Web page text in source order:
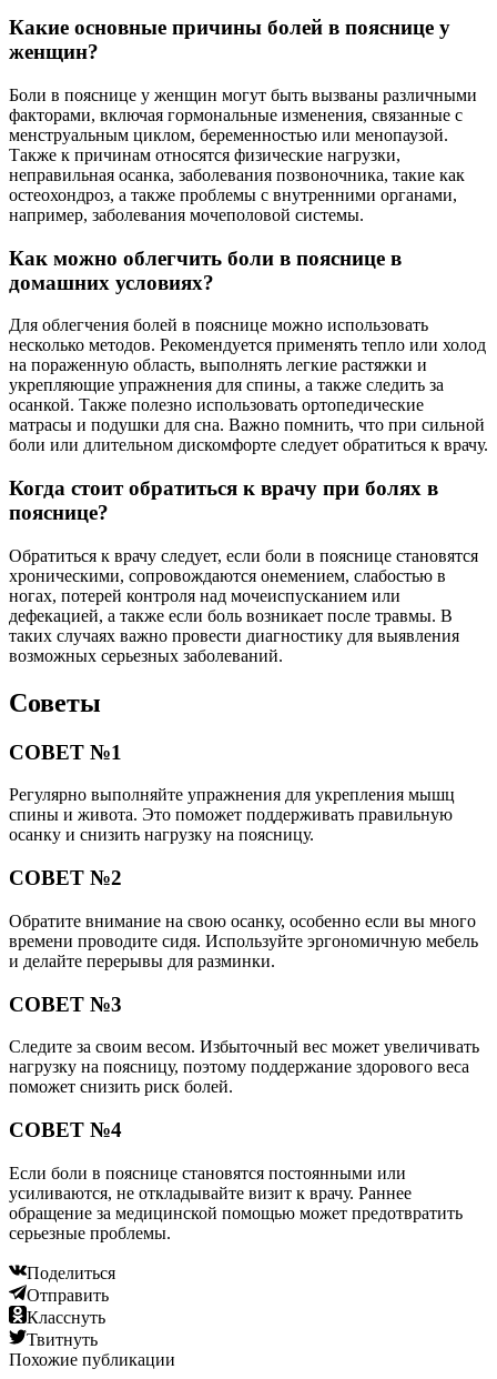
Какие основные причины болей в пояснице у
женщин?
Боли в пояснице у женщин могут быть вызваны различными
факторами, включая гормональные изменения, связанные с
менструальным циклом, беременностью или менопаузой.
Также к причинам относятся физические нагрузки,
неправильная осанка, заболевания позвоночника, такие как
остеохондроз, а также проблемы с внутренними органами,
например, заболевания мочеполовой системы.
Как можно облегчить боли в пояснице в
домашних условиях?
Для облегчения болей в пояснице можно использовать
несколько методов. Рекомендуется применять тепло или холод
на пораженную область, выполнять легкие растяжки и
укрепляющие упражнения для спины, а также следить за
осанкой. Также полезно использовать ортопедические
матрасы и подушки для сна. Важно помнить, что при сильной
боли или длительном дискомфорте следует обратиться к врачу.
Когда стоит обратиться к врачу при болях в
пояснице?
Обратиться к врачу следует, если боли в пояснице становятся
хроническими, сопровождаются онемением, слабостью в
ногах, потерей контроля над мочеиспусканием или
дефекацией, а также если боль возникает после травмы. В
таких случаях важно провести диагностику для выявления
возможных серьезных заболеваний.
Советы
СОВЕТ №1
Регулярно выполняйте упражнения для укрепления мышц
спины и живота. Это поможет поддерживать правильную
осанку и снизить нагрузку на поясницу.
СОВЕТ №2
Обратите внимание на свою осанку, особенно если вы много
времени проводите сидя. Используйте эргономичную мебель
и делайте перерывы для разминки.
СОВЕТ №3
Следите за своим весом. Избыточный вес может увеличивать
нагрузку на поясницу, поэтому поддержание здорового веса
поможет снизить риск болей.
СОВЕТ №4
Если боли в пояснице становятся постоянными или
усиливаются, не откладывайте визит к врачу. Раннее
обращение за медицинской помощью может предотвратить
серьезные проблемы.
Поделиться
Отправить
Класснуть
Твитнуть
Похожие публикации